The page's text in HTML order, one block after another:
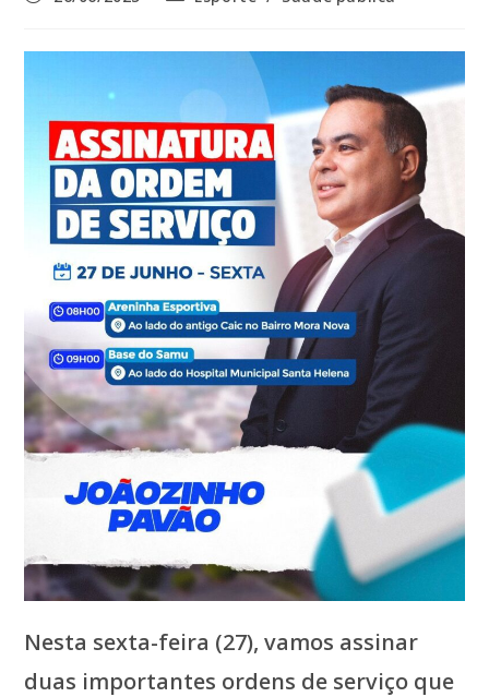
Nesta sexta-feira (27), vamos assinar
duas importantes ordens de serviço que